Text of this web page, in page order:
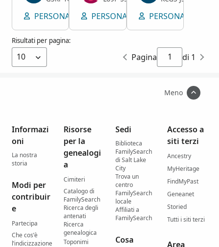
PERSONA VISUALIZZA POSIZIONE
PERSONA VISUALIZZA
PERSONA
Risultati per pagina:
Pagina di 1
Meno
Informazi
oni
La nostra
storia
Modi per
contribuir
e
Partecipa
Che cos’è
l’indicizzazione
Risorse
per la
genealogi
a
Cimiteri
Catalogo di
FamilySearch
Ricerca degli
antenati
Ricerca
genealogica
Toponimi
Sedi
Biblioteca
FamilySearch
di Salt Lake
City
Trova un
centro
FamilySearch
locale
Affiliati a
FamilySearch
Cosa
Accesso a
siti terzi
Ancestry
MyHeritage
FindMyPast
Geneanet
Storied
Tutti i siti terzi
Area